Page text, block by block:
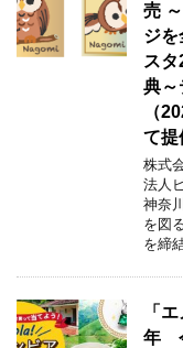
売
ジ
ス
典～
（
て提
株式
法人
神奈
を図
を締
「
年